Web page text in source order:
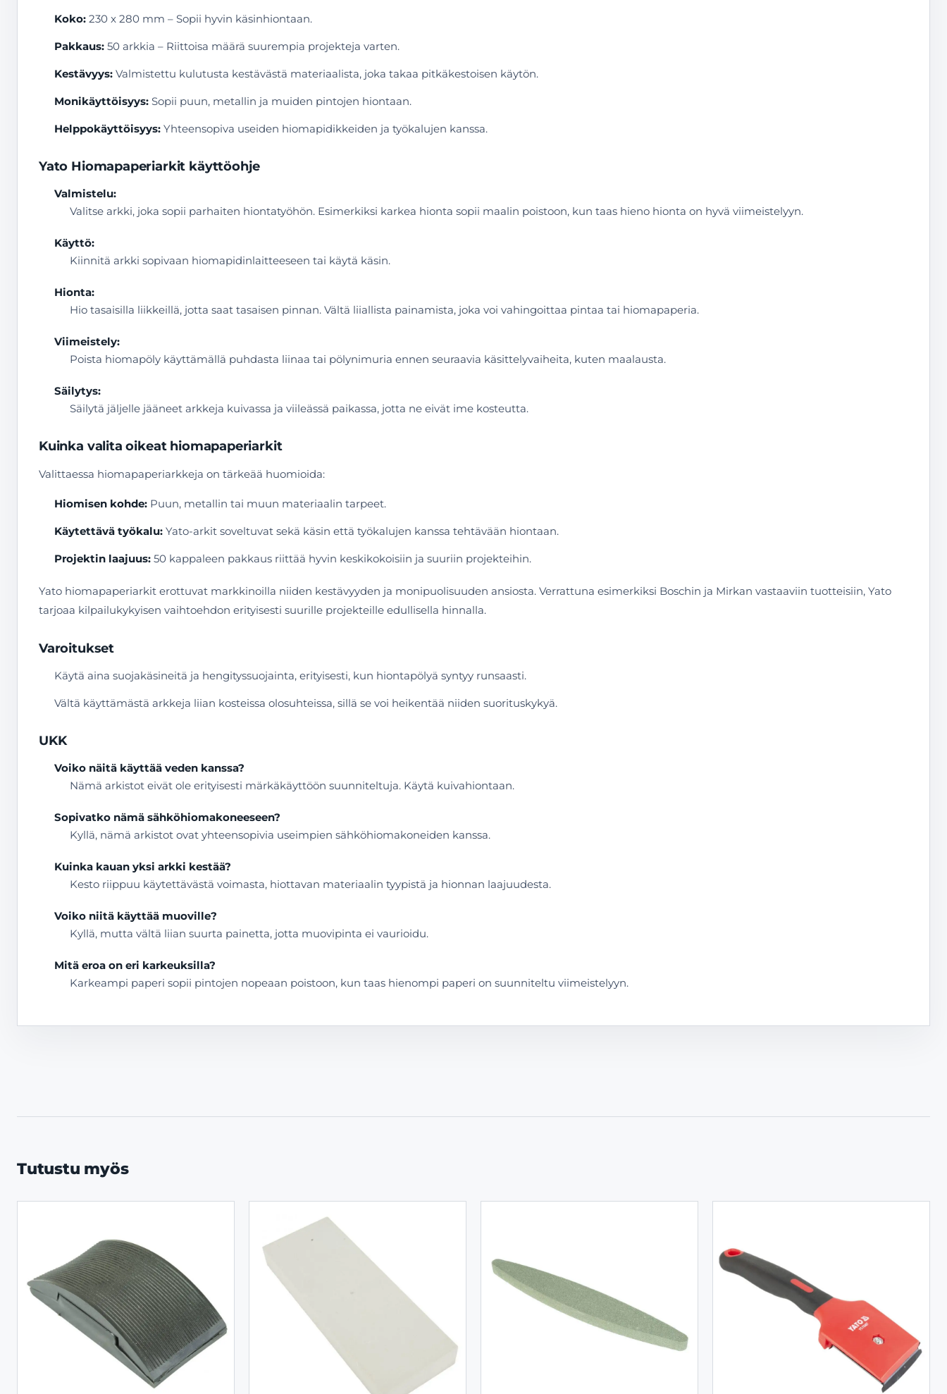
Koko: 230 x 280 mm – Sopii hyvin käsinhiontaan.
Pakkaus: 50 arkkia – Riittoisa määrä suurempia projekteja varten.
Kestävyys: Valmistettu kulutusta kestävästä materiaalista, joka takaa pitkäkestoisen käytön.
Monikäyttöisyys: Sopii puun, metallin ja muiden pintojen hiontaan.
Helppokäyttöisyys: Yhteensopiva useiden hiomapidikkeiden ja työkalujen kanssa.
Yato Hiomapaperiarkit käyttöohje
Valmistelu:
Valitse arkki, joka sopii parhaiten hiontatyöhön. Esimerkiksi karkea hionta sopii maalin poistoon, kun taas hieno hionta on hyvä viimeistelyyn.
Käyttö:
Kiinnitä arkki sopivaan hiomapidinlaitteeseen tai käytä käsin.
Hionta:
Hio tasaisilla liikkeillä, jotta saat tasaisen pinnan. Vältä liiallista painamista, joka voi vahingoittaa pintaa tai hiomapaperia.
Viimeistely:
Poista hiomapöly käyttämällä puhdasta liinaa tai pölynimuria ennen seuraavia käsittelyvaiheita, kuten maalausta.
Säilytys:
Säilytä jäljelle jääneet arkkeja kuivassa ja viileässä paikassa, jotta ne eivät ime kosteutta.
Kuinka valita oikeat hiomapaperiarkit
Valittaessa hiomapaperiarkkeja on tärkeää huomioida:
Hiomisen kohde: Puun, metallin tai muun materiaalin tarpeet.
Käytettävä työkalu: Yato-arkit soveltuvat sekä käsin että työkalujen kanssa tehtävään hiontaan.
Projektin laajuus: 50 kappaleen pakkaus riittää hyvin keskikokoisiin ja suuriin projekteihin.
Yato hiomapaperiarkit erottuvat markkinoilla niiden kestävyyden ja monipuolisuuden ansiosta. Verrattuna esimerkiksi Boschin ja Mirkan vastaaviin tuotteisiin, Yato
tarjoaa kilpailukykyisen vaihtoehdon erityisesti suurille projekteille edullisella hinnalla.
Varoitukset
Käytä aina suojakäsineitä ja hengityssuojainta, erityisesti, kun hiontapölyä syntyy runsaasti.
Vältä käyttämästä arkkeja liian kosteissa olosuhteissa, sillä se voi heikentää niiden suorituskykyä.
UKK
Voiko näitä käyttää veden kanssa?
Nämä arkistot eivät ole erityisesti märkäkäyttöön suunniteltuja. Käytä kuivahiontaan.
Sopivatko nämä sähköhiomakoneeseen?
Kyllä, nämä arkistot ovat yhteensopivia useimpien sähköhiomakoneiden kanssa.
Kuinka kauan yksi arkki kestää?
Kesto riippuu käytettävästä voimasta, hiottavan materiaalin tyypistä ja hionnan laajuudesta.
Voiko niitä käyttää muoville?
Kyllä, mutta vältä liian suurta painetta, jotta muovipinta ei vaurioidu.
Mitä eroa on eri karkeuksilla?
Karkeampi paperi sopii pintojen nopeaan poistoon, kun taas hienompi paperi on suunniteltu viimeistelyyn.
Tutustu myös